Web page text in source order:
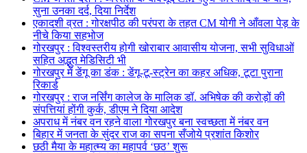
सुना उनका दर्द, दिया निर्देश
एकादशी व्रत : गोरक्षपीठ की परंपरा के तहत CM योगी ने आँवला पेड़ के
नीचे किया सहभोज
गोरखपुर : विश्वस्तरीय होगी खोराबार आवासीय योजना, सभी सुविधाओं
सहित अद्भुत मेडिसिटी भी
गोरखपुर में डेंगू का डंक : डेंगू-टू-स्ट्रेन का कहर अधिक, टूटा पुराना
रिकार्ड
गोरखपुर : राज नर्सिंग कालेज के मालिक डॉ. अभिषेक की करोड़ों की
संपत्तियां होंगी कुर्क, डीएम ने दिया आदेश
अपराध में नंबर वन रहने वाला गोरखपुर बना स्वच्छता में नंबर वन
बिहार में जनता के सुंदर राज का सपना सँजोये प्रशांत किशोर
छठी मैया के महात्म्य का महापर्व ‘छठ’ शुरू